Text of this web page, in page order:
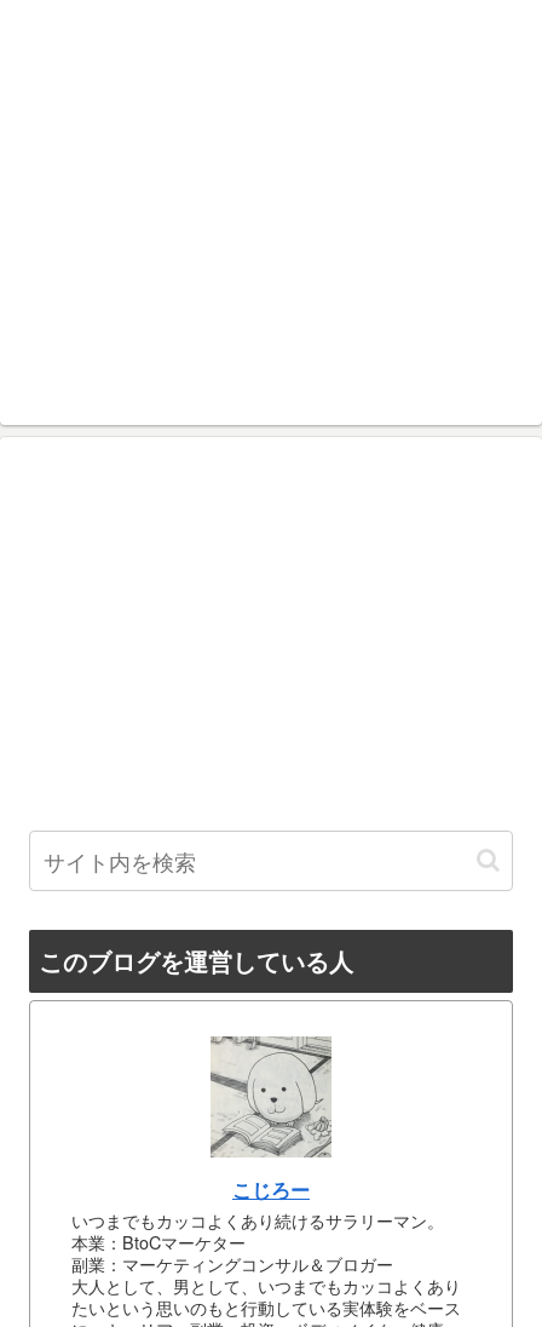
このブログを運営している人
こじろー
いつまでもカッコよくあり続けるサラリーマン。
本業：BtoCマーケター
副業：マーケティングコンサル＆ブロガー
大人として、男として、いつまでもカッコよくあり
たいという思いのもと行動している実体験をベース